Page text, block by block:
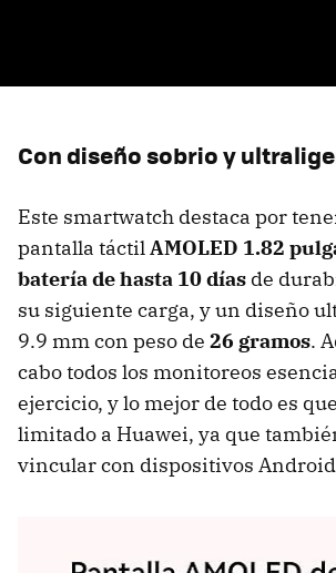
Con diseño sobrio y
Este smartwatch destaca por
pantalla táctilAMOLED 1.82
batería de hasta 10 días de
su siguiente carga, y un diseño
9.9 mm con peso de 26 gramos.
cabo todos los monitoreos
ejercicio, y lo mejor de todo es
limitado a Huawei, ya que
vincular con dispositivos Android